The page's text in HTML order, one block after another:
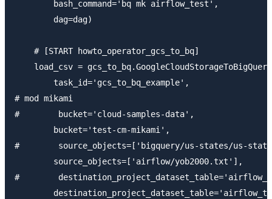
        bash_command='bq mk airflow_test',
        dag=dag)
    # [START howto_operator_gcs_to_bq]
load_csv =
        task_id='gcs_to_bq_example',
# mod mikami
#        bucket='cloud-samples-data',
        bucket='test-cm-mikami',
#        source_objects=['bigquery/us-states/us-
        source_objects=['airflow/yob2000.txt'],
#